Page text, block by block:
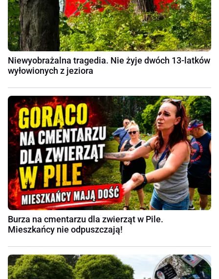
Niewyobrażalna tragedia. Nie żyje dwóch 13-latków
wyłowionych z jeziora
Burza na cmentarzu dla zwierząt w Pile.
Mieszkańcy nie odpuszczają!